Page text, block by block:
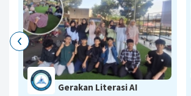
Gerakan Literasi AI